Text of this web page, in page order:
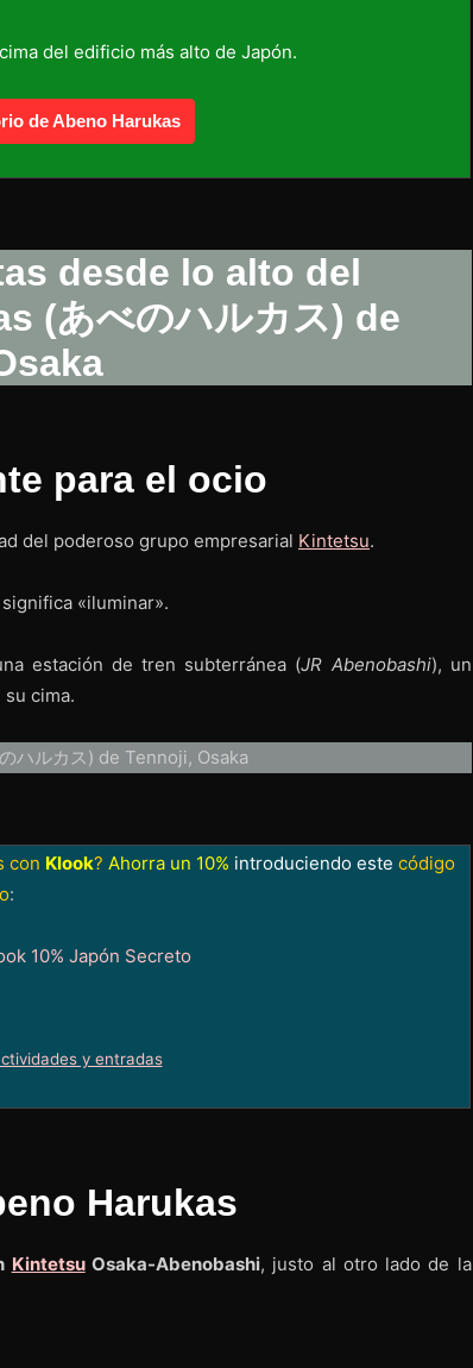
del edificio más alto de Japón.
de Abeno Harukas
para el ocio
del poderoso grupo empresarial Kintetsu.
«iluminar».
estación de tren subterránea (JR Abenobashi), un
cima.
con Klook? Ahorra un 10% introduciendo este código
:
y entradas
Harukas
KintetsuOsaka-Abenobashi, justo al otro lado de la